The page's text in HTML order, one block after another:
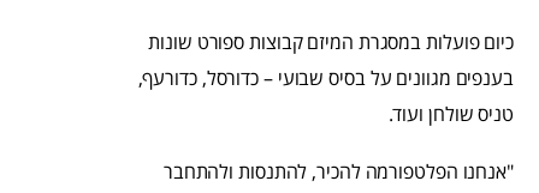
כיום פועלות במסגרת המיזם קבוצות ספורט שונות
בענפים מגוונים על בסיס שבועי – כדורסל, כדורעף,
טניס שולחן ועוד.
"אנחנו הפלטפורמה להכיר, להתנסות ולהתחבר